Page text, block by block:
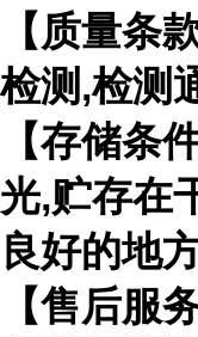
【质量条
检测,检测
【存储条
光,贮存在
良好的地方
【售后服